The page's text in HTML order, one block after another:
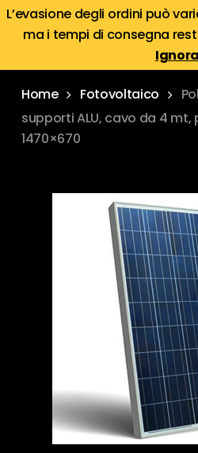
L’evasione degli ordini può
ma i tempi di consegna
Ignora
Skip
content
Menu
Home Fotovoltaico
supporti ALU, cavo da 4 mt,
1470×670
Menu